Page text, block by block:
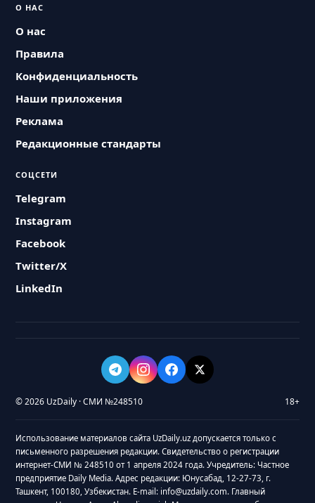
О НАС
О нас
Правила
Конфиденциальность
Наши приложения
Реклама
Редакционные стандарты
СОЦСЕТИ
Telegram
Instagram
Facebook
Twitter/X
LinkedIn
© 2026 UzDaily · СМИ №248510 18+
Использование материалов сайта UzDaily.uz допускается только с
письменного разрешения редакции. Свидетельство о регистрации
интернет-СМИ № 248510 от 1 апреля 2024 года. Учредитель: Частное
предприятие Daily Media. Адрес редакции: Юнусабад, 12-27-73, г.
Ташкент, 100180, Узбекистан. E-mail: info@uzdaily.com. Главный